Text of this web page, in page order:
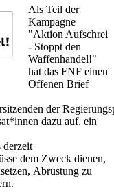
Als Teil der
Kampagne
"Aktion Aufschrei
- Stoppt den
Waffenhandel!"
hat das FNF einen
Offenen Brief
der Regierungs
dazu auf, ein
derzeit
dem Zweck dienen,
Abrüstung zu